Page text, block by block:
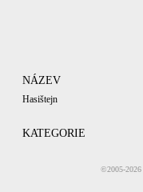
NÁZEV
Hasištejn
KATEGORIE
©2005-2026